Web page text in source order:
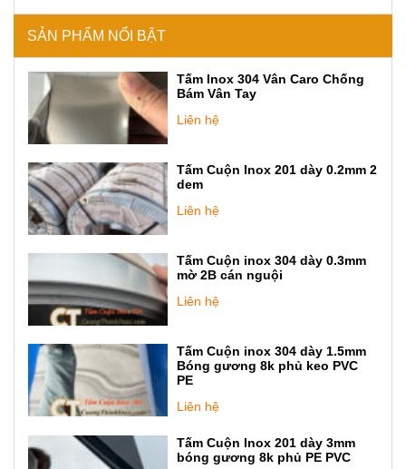
SẢN PHẨM NỔI BẬT
Tấm Inox 304 Vân Caro Chống
Bám Vân Tay
Liên hệ
Tấm Cuộn Inox 201 dày 0.2mm 2
dem
Liên hệ
Tấm Cuộn inox 304 dày 0.3mm
mờ 2B cán nguội
Liên hệ
Tấm Cuộn inox 304 dày 1.5mm
Bóng gương 8k phủ keo PVC
PE
Liên hệ
Tấm Cuộn Inox 201 dày 3mm
bóng gương 8k phủ PE PVC